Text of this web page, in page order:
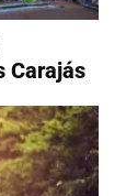
Carajás